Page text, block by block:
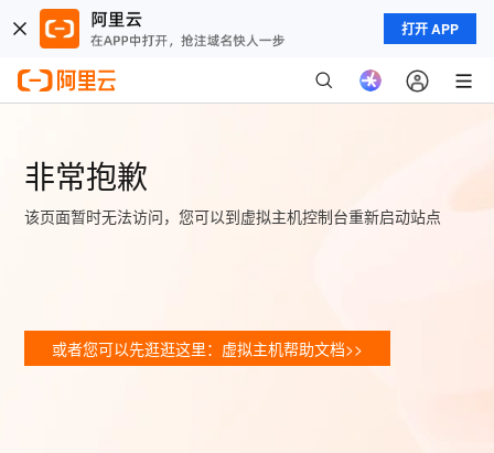
打开 APP
非常抱歉
该页面暂时无法访问，您可以到虚拟主机控制台重新启动站点
或者您可以先逛逛这里：虚拟主机帮助文档>>